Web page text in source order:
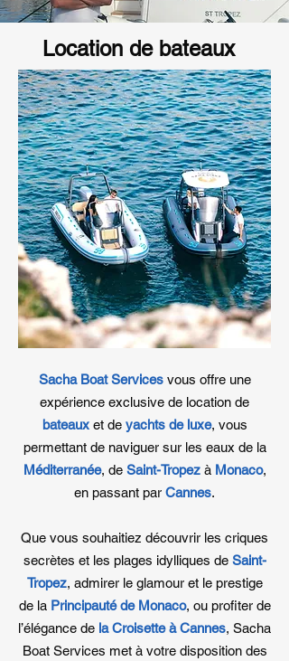
Location de bateaux
Sacha Boat Servicesvous offre une
expérience exclusive de location de
bateauxet de yachts de luxe, vous
permettant de naviguer sur les eaux de la
Méditerranée, de Saint-Tropezà Monaco,
en passant par Cannes.
Que vous souhaitiez découvrir les criques
secrètes et les plages idylliques de Saint-
Tropez, admirer le glamour et le prestige
de la Principauté de Monaco, ou profiter de
l’élégance de la Croisette à Cannes, Sacha
Boat Services met à votre disposition des